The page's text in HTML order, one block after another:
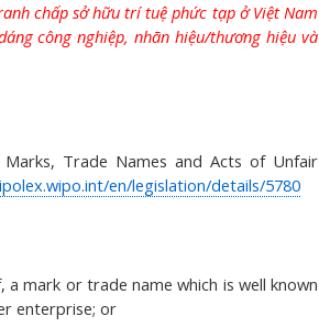
chấp sở hữu trí tuệ phức tạp ở Việt Nam
công nghiệp, nhãn hiệu/thương hiệu và
Trade Names and Acts of Unfair
en/legislation/details/5780
mark or trade name which is well known
enterprise; or